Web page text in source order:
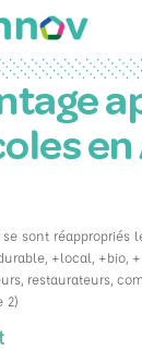
en
sont réappropriés
+local, +bio,
restaurateurs,
2)